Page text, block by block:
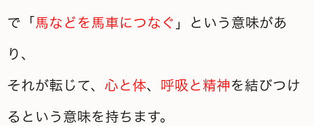
で「 馬などを馬車につなぐ 」という意味があ
り、
それが転じて、 心と体、 呼吸と精神 を結びつけ
るという意味を持ちます。